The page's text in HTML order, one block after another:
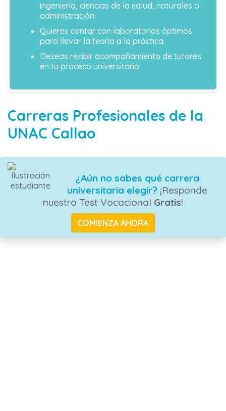
ingeniería, ciencias de la salud, naturales o
administración.
Quieres contar con laboratorios óptimos
para llevar la teoría a la práctica.
Deseas recibir acompañamiento de tutores
en tu proceso universitario.
Carreras Profesionales de la
UNAC Callao
¿Aún no sabes qué carrera
universitaria elegir?¡Responde
nuestro Test Vocacional Gratis!
COMIENZA AHORA